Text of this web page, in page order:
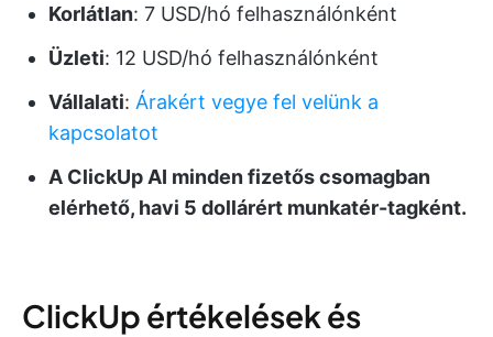
Korlátlan: 7 USD/hó felhasználónként
Üzleti: 12 USD/hó felhasználónként
Vállalati: Árakért vegye fel velünk a
kapcsolatot
A ClickUp AI minden fizetős csomagban
elérhető, havi 5 dollárért munkatér-tagként.
ClickUp értékelések és